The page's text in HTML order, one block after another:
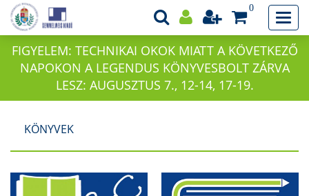
0
FIGYELEM: TECHNIKAI OKOK MIATT A KÖVETKEZŐ
NAPOKON A LEGENDUS KÖNYVESBOLT ZÁRVA
LESZ: AUGUSZTUS 7., 12-14, 17-19.
KÖNYVEK